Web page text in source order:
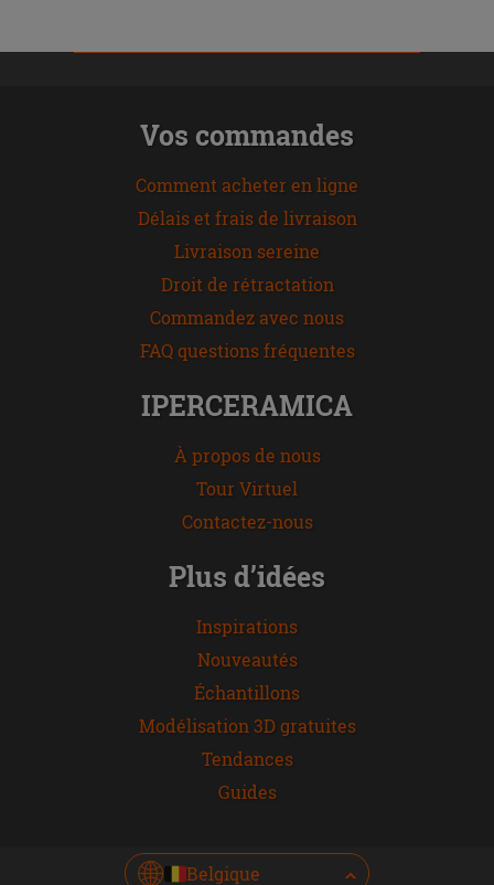
Vos commandes
Comment acheter en ligne
Délais et frais de livraison
Livraison sereine
Droit de rétractation
Commandez avec nous
FAQ questions fréquentes
IPERCERAMICA
À propos de nous
Tour Virtuel
Contactez-nous
Plus d’idées
Inspirations
Nouveautés
Échantillons
Modélisation 3D gratuites
Tendances
Guides
Belgique